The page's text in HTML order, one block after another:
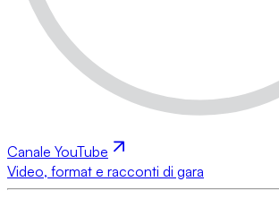
Canale YouTube
Video, format e racconti di gara